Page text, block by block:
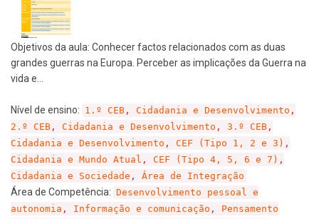
Objetivos da aula: Conhecer factos relacionados com as duas
grandes guerras na Europa. Perceber as implicações da Guerra na
vida e…
Nível de ensino: 1.º CEB , Cidadania e Desenvolvimento ,
2.º CEB , Cidadania e Desenvolvimento , 3.º CEB ,
Cidadania e Desenvolvimento , CEF (Tipo 1, 2 e 3) ,
Cidadania e Mundo Atual , CEF (Tipo 4, 5, 6 e 7) ,
Cidadania e Sociedade , Área de Integração
Área de Competência: Desenvolvimento pessoal e
autonomia , Informação e comunicação , Pensamento